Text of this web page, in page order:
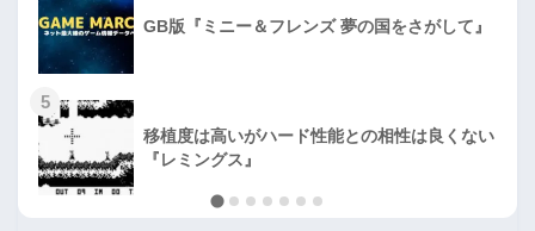
GB版『ミニー＆フレンズ 夢の国をさがして』
5
移植度は高いがハード性能との相性は良くない
『レミングス』